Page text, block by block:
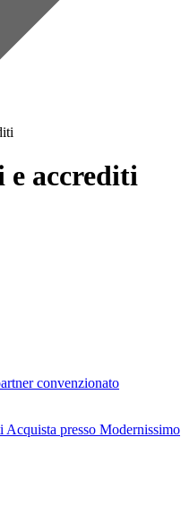
accrediti
convenzionato
Acquista presso Modernissimo